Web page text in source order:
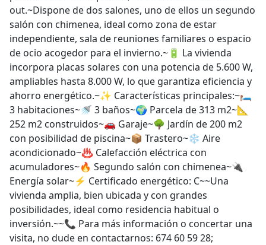
out.~Dispone de dos salones, uno de ellos un segundo
salón con chimenea, ideal como zona de estar
independiente, sala de reuniones familiares o espacio
de ocio acogedor para el invierno.~🔋 La vivienda
incorpora placas solares con una potencia de 5.600 W,
ampliables hasta 8.000 W, lo que garantiza eficiencia y
ahorro energético.~✨ Características principales:~🛏️
3 habitaciones~🚿 3 baños~🌍 Parcela de 313 m2~📐
252 m2 construidos~🚗 Garaje~🌳 Jardín de 200 m2
con posibilidad de piscina~📦 Trastero~❄️ Aire
acondicionado~♨️ Calefacción eléctrica con
acumuladores~🔥 Segundo salón con chimenea~🔌
Energía solar~⚡ Certificado energético: C~~Una
vivienda amplia, bien ubicada y con grandes
posibilidades, ideal como residencia habitual o
inversión.~~📞 Para más información o concertar una
visita, no dude en contactarnos: 674 60 59 28;